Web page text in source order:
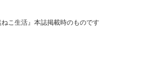
こ生活』本誌掲載時のものです